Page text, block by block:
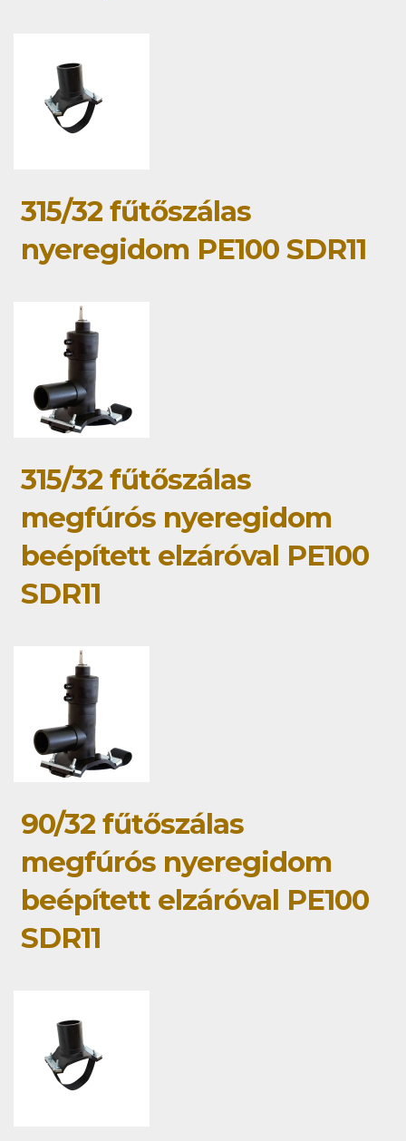
315/32 fűtőszálas
nyeregidom PE100 SDR11
315/32 fűtőszálas
megfúrós nyeregidom
beépített elzáróval PE100
SDR11
90/32 fűtőszálas
megfúrós nyeregidom
beépített elzáróval PE100
SDR11